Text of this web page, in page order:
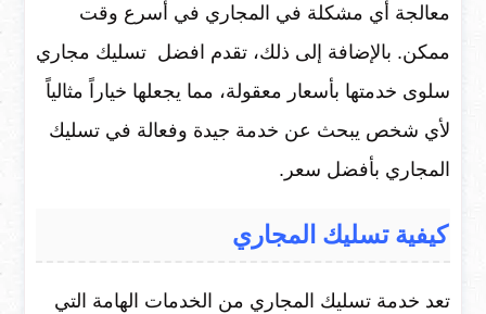
معالجة أي مشكلة في المجاري في أسرع وقت
ممكن. بالإضافة إلى ذلك، تقدم افضل تسليك مجاري
سلوى خدمتها بأسعار معقولة، مما يجعلها خياراً مثالياً
لأي شخص يبحث عن خدمة جيدة وفعالة في تسليك
المجاري بأفضل سعر.
كيفية تسليك المجاري
تعد خدمة تسليك المجاري من الخدمات الهامة التي